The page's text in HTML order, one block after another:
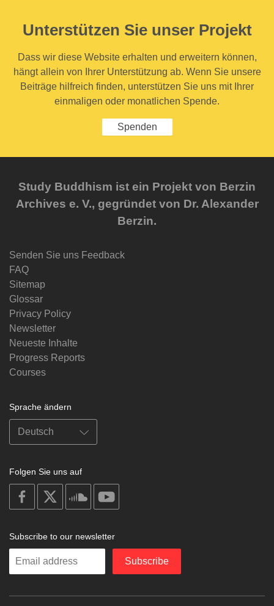
Unterstützen Sie unser Projekt
Dass wir diese Website erhalten und erweitern können,
hängt allein von Ihrer Unterstützung ab. Wenn Sie unsere
Beiträge hilfreich finden, unterstützen Sie uns mit Ihrer
einmaligen oder monatlichen Spende.
Spenden
Study Buddhism ist ein Projekt von Berzin
Archives e. V., gegründet von Dr. Alexander
Berzin.
Senden Sie uns Feedback
FAQ
Sitemap
Glossar
Privacy Policy
Newsletter
Neueste Inhalte
Progress Reports
Courses
Sprache ändern
Folgen Sie uns auf
on
facebook
soundcloud
Subscribe to our newsletter
Enter
Subscribe